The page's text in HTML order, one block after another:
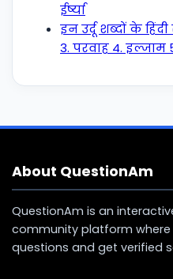
ईर्ष्या
इन उर्दू शब्दों के
3. परवाह 4. इल्जाम
About QuestionAm
QuestionAm is an
community platform
questions and get verified